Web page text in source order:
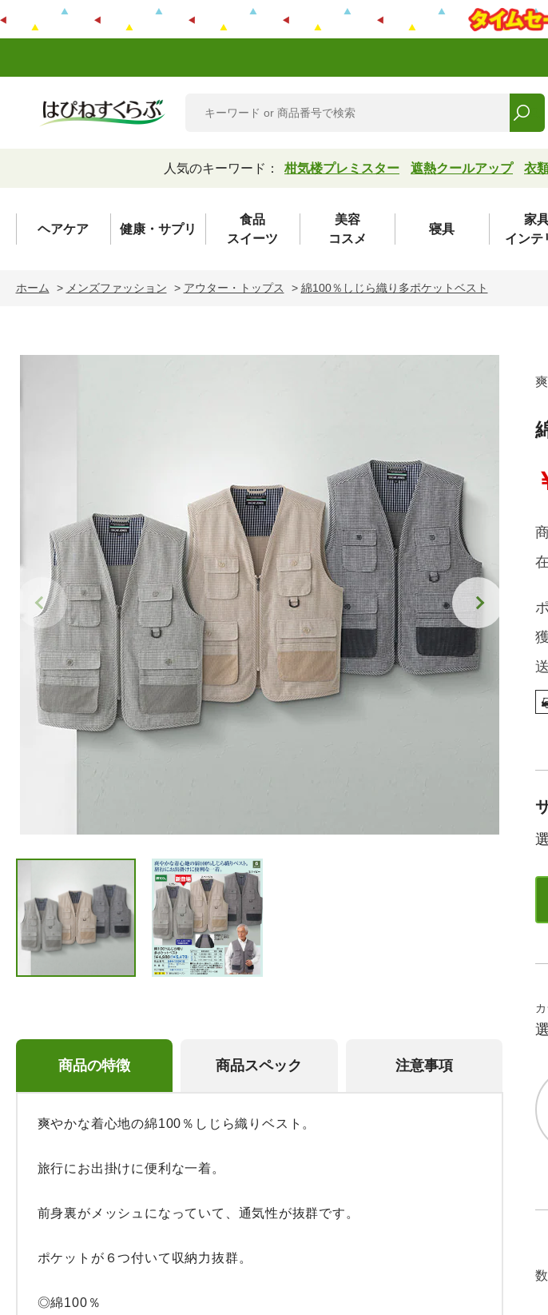
人気のキーワード： 柑気楼プレミスター 遮熱クールアップ 衣
ヘアケア 健康・サプリ
食品
スイーツ
美容
コスメ
寝具
家
インテ
ホーム > メンズファッション > アウター・トップス > 綿100％しじら織り多ポケットベスト
商品の特徴 商品スペック 注意事項
爽やかな着心地の綿100％しじら織りベスト。
旅行にお出掛けに便利な一着。
前身裏がメッシュになっていて、通気性が抜群です。
ポケットが６つ付いて収納力抜群。
◎綿100％